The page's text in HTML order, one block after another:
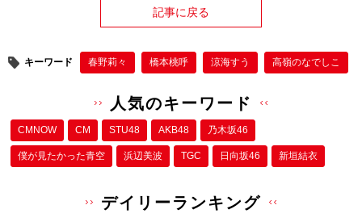
記事に戻る
キーワード 春野莉々 橋本桃呼 涼海すう 高嶺のなでしこ
人気のキーワード
CMNOW CM STU48 AKB48 乃木坂46
僕が⾒たかった⻘空 浜辺美波 TGC 日向坂46 新垣結衣
デイリーランキング